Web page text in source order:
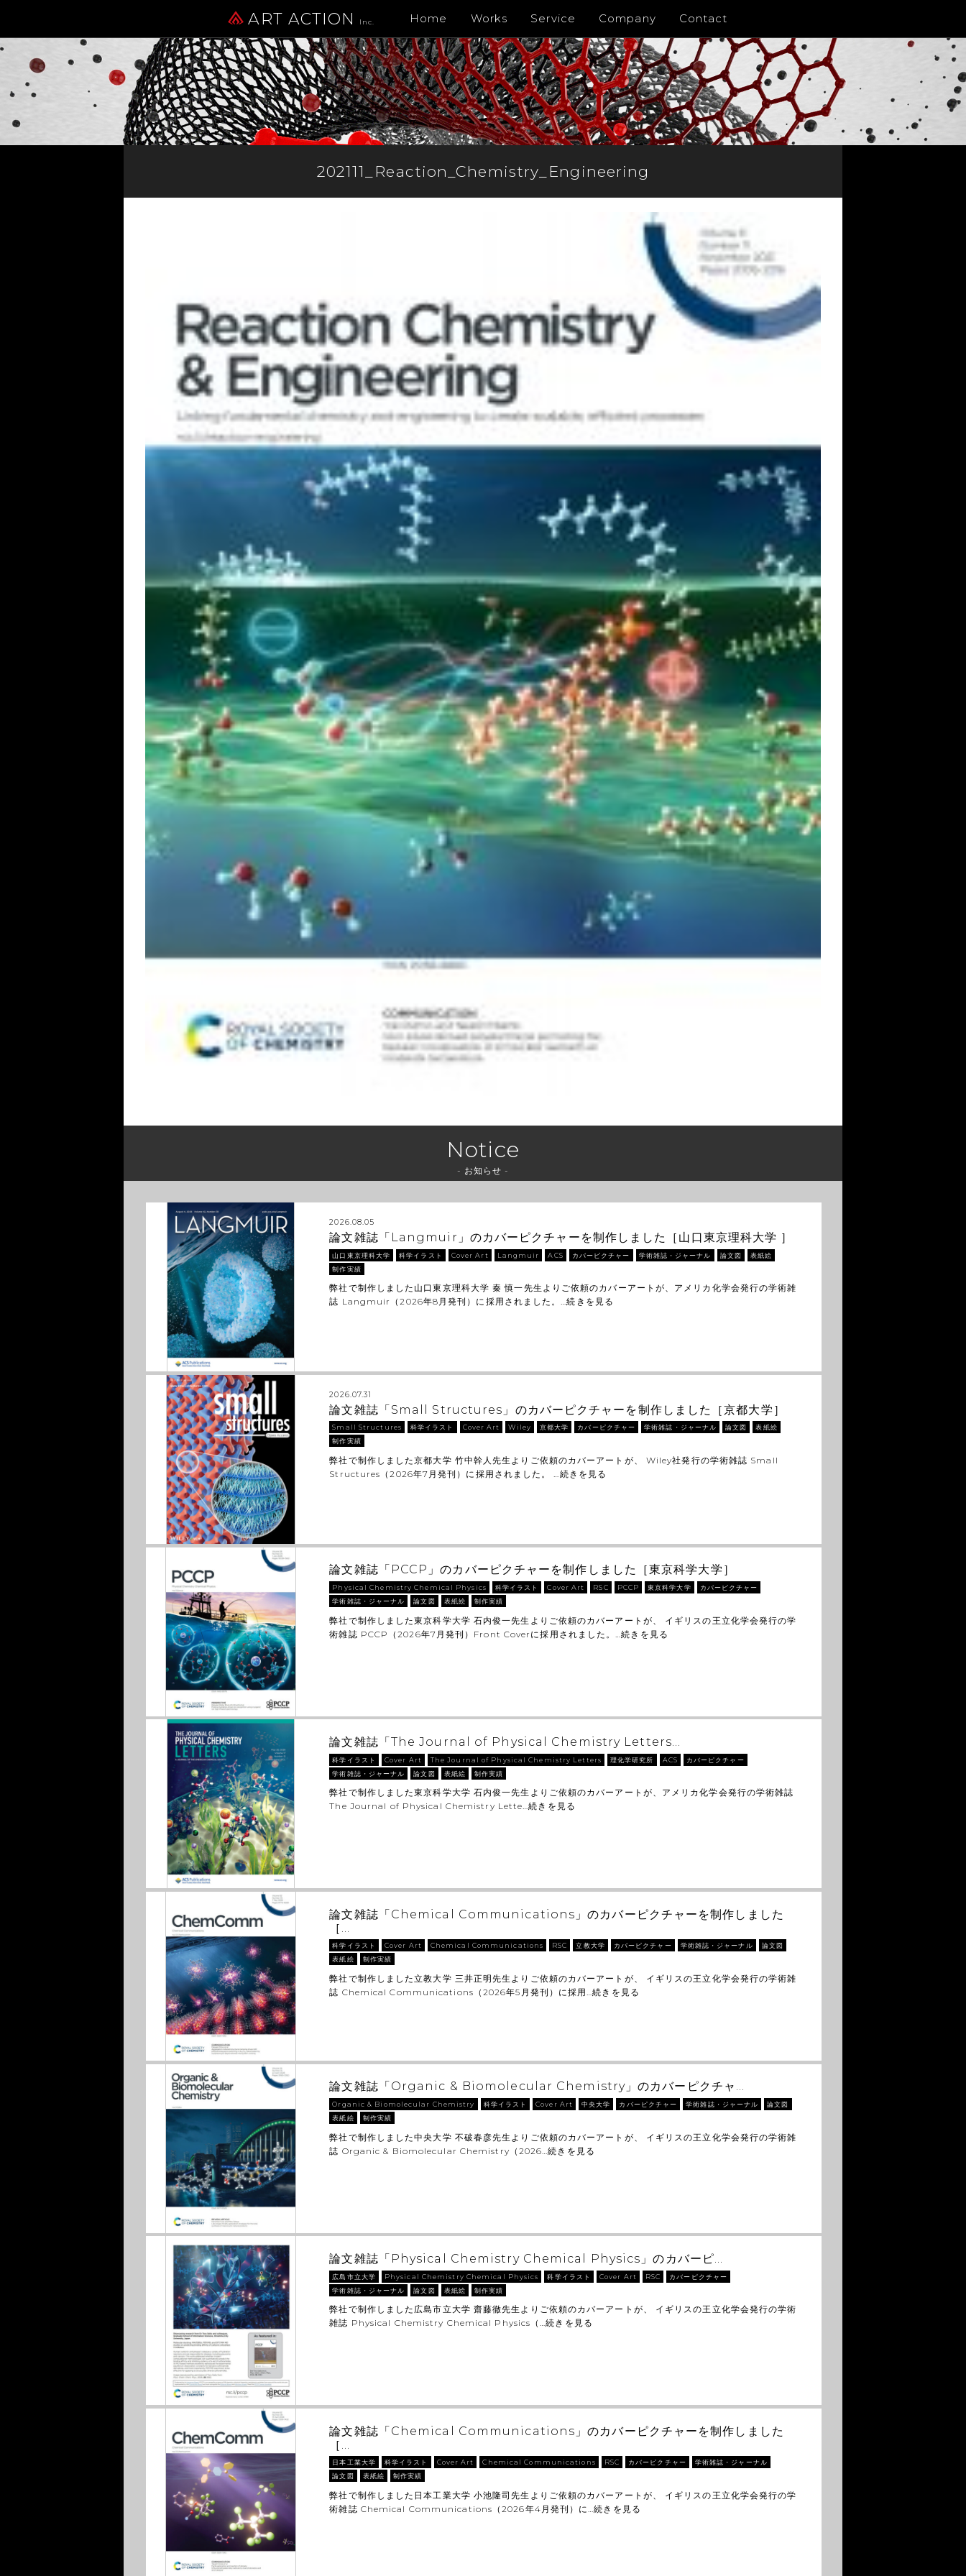
ART ACTION Inc. Home Works Service Company Contact
202111_Reaction_Chemistry_Engineering
Notice
- お知らせ -
2026.08.05
論文雑誌「Langmuir」のカバーピクチャーを制作しました［山口東京理科大学 ］
山口東京理科大学 科学イラスト Cover Art Langmuir ACS カバーピクチャー 学術雑誌・ジャーナル 論文図
表紙絵
制作実績
弊社で制作しました山口東京理科大学 秦 慎一先生よりご依頼のカバーアートが、アメリカ化学会発行の学術雑
誌 Langmuir（2026年8月発刊）に採用されました。…続きを見る
2026.07.31
論文雑誌「Small Structures」のカバーピクチャーを制作しました［京都大学］
Small Structures 科学イラスト Cover Art Wiley 京都大学 カバーピクチャー 学術雑誌・ジャーナル 論文図
表紙絵
制作実績
弊社で制作しました京都大学 竹中幹人先生よりご依頼のカバーアートが、 Wiley社発行の学術雑誌 Small
Structures（2026年7月発刊）に採用されました。 … 続きを見る
論文雑誌「PCCP」のカバーピクチャーを制作しました［東京科学大学］
Physical Chemistry Chemical Physics 科学イラスト Cover Art RSC PCCP 東京科学大学
カバーピクチャー
学術雑誌・ジャーナル
論文図 表紙絵 制作実績
弊社で制作しました東京科学大学 石内俊一先生よりご依頼のカバーアートが、 イギリスの王立化学会発行の学
術雑誌 PCCP（2026年7月発刊）Front Coverに採用されました。…続きを見る
論文雑誌「The Journal of Physical Chemistry Letters…
科学イラスト Cover Art The Journal of Physical Chemistry Letters 理化学研究所 ACS
カバーピクチャー
学術雑誌・ジャーナル
論文図 表紙絵 制作実績
弊社で制作しました東京科学大学 石内俊一先生よりご依頼のカバーアートが、アメリカ化学会発行の学術雑誌
The Journal of Physical Chemistry Lette…続きを見る
論文雑誌「Chemical Communications」のカバーピクチャーを制作しました
［…
科学イラスト Cover Art Chemical Communications RSC 立教大学 カバーピクチャー 学術雑誌・ジャーナル
論文図
表紙絵
制作実績
弊社で制作しました立教大学 三井正明先生よりご依頼のカバーアートが、 イギリスの王立化学会発行の学術雑
誌 Chemical Communications（2026年5月発刊）に採用…続きを見る
論文雑誌「Organic & Biomolecular Chemistry」のカバーピクチャ…
Organic & Biomolecular Chemistry 科学イラスト Cover Art 中央大学 カバーピクチャー 学術雑誌・ジャーナル
論文図
表紙絵
制作実績
弊社で制作しました中央大学 不破春彦先生よりご依頼のカバーアートが、 イギリスの王立化学会発行の学術雑
誌 Organic & Biomolecular Chemistry（2026…続きを見る
論文雑誌「Physical Chemistry Chemical Physics」のカバーピ…
広島市立大学 Physical Chemistry Chemical Physics 科学イラスト Cover Art RSC
カバーピクチャー
学術雑誌・ジャーナル
論文図 表紙絵 制作実績
弊社で制作しました広島市立大学 齋藤徹先生よりご依頼のカバーアートが、 イギリスの王立化学会発行の学術
雑誌 Physical Chemistry Chemical Physics（…続きを見る
論文雑誌「Chemical Communications」のカバーピクチャーを制作しました
［…
日本工業大学 科学イラスト Cover Art Chemical Communications RSC カバーピクチャー
学術雑誌・ジャーナル
論文図
表紙絵 制作実績
弊社で制作しました日本工業大学 小池隆司先生よりご依頼のカバーアートが、 イギリスの王立化学会発行の学
術雑誌 Chemical Communications（2026年4月発刊）に…続きを見る